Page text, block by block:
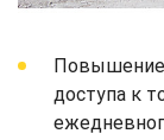
Повышение
доступа к